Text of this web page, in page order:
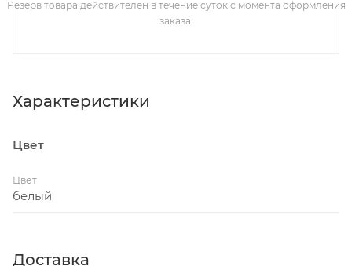
Резерв товара действителен в течение суток с момента оформления
заказа.
Характеристики
Цвет
Цвет
белый
Доставка